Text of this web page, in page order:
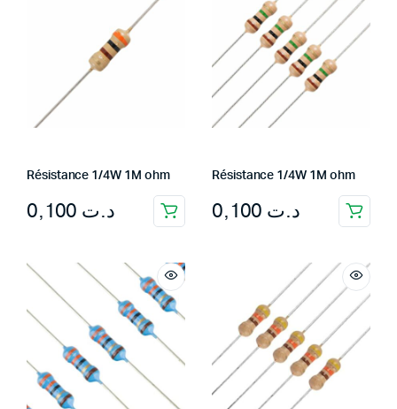
Résistance 1/4W 1M ohm
د.ت
Résistance 1/4W 1M ohm
د.ت